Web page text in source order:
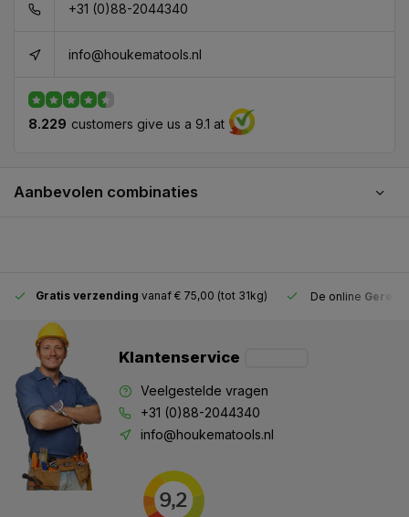
+31 (0)88-2044340
info@houkematools.nl
8.229 customers give us a 9.1 at
Aanbevolen combinaties
Gratis verzending vanaf € 75,00 (tot 31kg) De online
Klantenservice
Veelgestelde vragen
+31 (0)88-2044340
info@houkematools.nl